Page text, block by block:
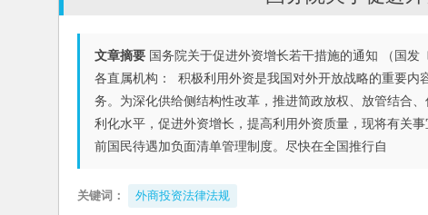
文章摘要 国务院关于促进外资增长若干措施的通知 （国发
各直属机构： 积极利用外资是我国对外开放战略的重要内
务。为深化供给侧结构性改革，推进简政放权、放管结合
利化水平，促进外资增长，提高利用外资质量，现将有关
前国民待遇加负面清单管理制度。尽快在全国推行自
关键词： 外商投资法律法规